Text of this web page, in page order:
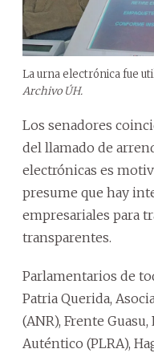
La urna electrónica fue
Archivo ÚH.
Los senadores
del llamado de
electrónicas es
presume que hay
empresariales para
transparentes.
Parlamentarios de
Patria Querida,
(ANR), Frente
Auténtico (PLRA),